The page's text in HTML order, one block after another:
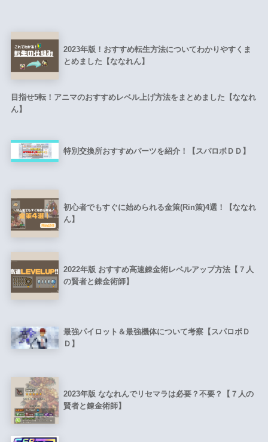
2023年版！おすすめ転生方法についてわかりやすくま
とめました【ななれん】
目指せ5転！アニマのおすすめレベル上げ方法をまとめました【ななれ
ん】
特別交換所おすすめパーツを紹介！【スパロボＤＤ】
初心者でもすぐに始められる金策(Rin策)4選！【ななれ
ん】
2022年版 おすすめ高速錬金術レベルアップ方法【７人
の賢者と錬金術師】
最強パイロット＆最強機体について考察【スパロボＤ
Ｄ】
2023年版 ななれんでリセマラは必要？不要？【７人の
賢者と錬金術師】